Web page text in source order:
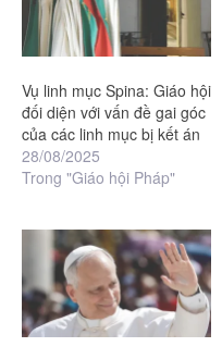
Vụ linh mục Spina: Giáo hội
đối diện với vấn đề gai góc
của các linh mục bị kết án
28/08/2025
Trong "Giáo hội Pháp"